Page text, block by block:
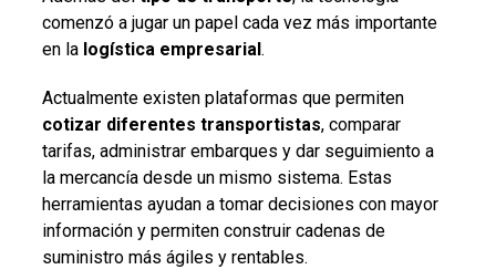
comenzó a jugar un papel cada vez más importante
en la logística empresarial.
Actualmente existen plataformas que permiten
cotizar diferentes transportistas, comparar
tarifas, administrar embarques y dar seguimiento a
la mercancía desde un mismo sistema. Estas
herramientas ayudan a tomar decisiones con mayor
información y permiten construir cadenas de
suministro más ágiles y rentables.